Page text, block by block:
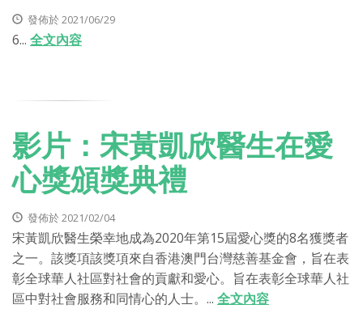
發佈於 2021/06/29
6... 全文內容
影片：宋黃凱欣醫生在愛
心獎頒獎典禮
發佈於 2021/02/04
宋黃凱欣醫生榮幸地成為2020年第15屆愛心獎的8名獲獎者
之一。該獎項該獎項來自香港澳門台灣慈善基金會，旨在表
彰全球華人社區對社會的貢獻和愛心。旨在表彰全球華人社
區中對社會服務和同情心的人士。... 全文內容